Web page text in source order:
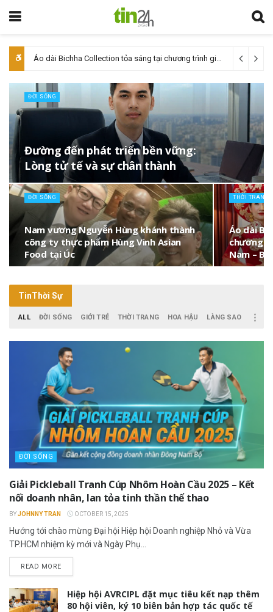
Áo dài Bichha Collection tỏa sáng tại chương trình giao lưu văn hóa Việt Nam – Ba Lan
ĐỜI SỐNG
Đường đến phát triển bền vững:
Lòng tử tế và sự chân thành
ĐỜI SỐNG
Nam vương Nguyễn Hùng khánh thành
công ty thực phẩm Hùng Vinh Asian
Food tại Úc
THỜI TRANG
Áo dài
chương
Nam – Ba
TinThời Sự
ALL ĐỜI SỐNG GIỚI TRẺ THỜI TRANG HOA HẬU LÀNG SAO
ĐỜI SỐNG
Giải Pickleball Tranh Cúp Nhôm Hoàn Cầu 2025 – Kết
nối doanh nhân, lan tỏa tinh thần thể thao
BYJOHNNY TRAN OCTOBER 15, 2025
Hướng tới chào mừng Đại hội Hiệp hội Doanh nghiệp Nhỏ và Vừa
TP.HCM nhiệm kỳ mới và Ngày Phụ...
READ MORE
Hiệp hội AVRCIPL đặt mục tiêu kết nạp thêm
80 hội viên, ký 10 biên bản hợp tác quốc tế